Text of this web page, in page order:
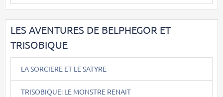
LES AVENTURES DE BELPHEGOR ET
TRISOBIQUE
LA SORCIERE ET LE SATYRE
TRISOBIQUE: LE MONSTRE RENAIT